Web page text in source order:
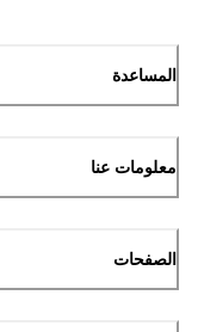
المساعدة
معلومات عنا
الصفحات